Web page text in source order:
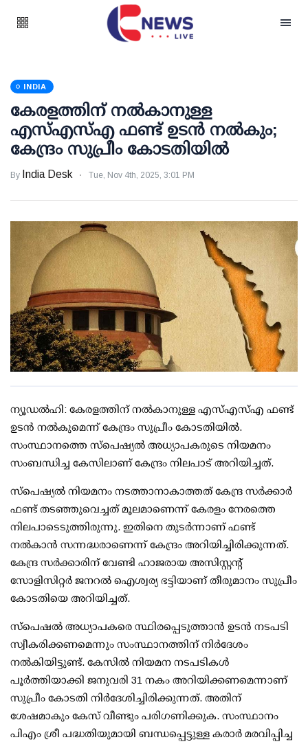
INDIA
കേരളത്തിന് നല്‍കാനുള്ള
എസ്എസ്എ ഫണ്ട് ഉടന്‍ നല്‍കും;
കേന്ദ്രം സുപ്രീം കോടതിയില്‍
By India Desk Tue, Nov 4th, 2025, 3:01 PM
ന്യൂഡല്‍ഹി: കേരളത്തിന് നല്‍കാനുള്ള എസ്എസ്എ ഫണ്ട്
ഉടന്‍ നല്‍കുമെന്ന് കേന്ദ്രം സുപ്രീം കോടതിയില്‍.
സംസ്ഥാനത്തെ സ്‌പെഷ്യല്‍ അധ്യാപകരുടെ നിയമനം
സംബന്ധിച്ച കേസിലാണ് കേന്ദ്രം നിലപാട് അറിയിച്ചത്.
സ്‌പെഷ്യല്‍ നിയമനം നടത്താനാകാത്തത് കേന്ദ്ര സര്‍ക്കാര്‍
ഫണ്ട് തടഞ്ഞുവെച്ചത് മൂലമാണെന്ന് കേരളം നേരത്തെ
നിലപാടെടുത്തിരുന്നു. ഇതിനെ തുടര്‍ന്നാണ് ഫണ്ട്
നല്‍കാന്‍ സന്നദ്ധരാണെന്ന് കേന്ദ്രം അറിയിച്ചിരിക്കുന്നത്.
കേന്ദ്ര സര്‍ക്കാരിന് വേണ്ടി ഹാജരായ അസിസ്റ്റന്റ്
സോളിസിറ്റര്‍ ജനറല്‍ ഐശ്വര്യ ഭട്ടിയാണ് തീരുമാനം സുപ്രീം
കോടതിയെ അറിയിച്ചത്.
സ്‌പെഷല്‍ അധ്യാപകരെ സ്ഥിരപ്പെടുത്താന്‍ ഉടന്‍ നടപടി
സ്വീകരിക്കണമെന്നും സംസ്ഥാനത്തിന് നിര്‍ദേശം
നല്‍കിയിട്ടുണ്ട്. കേസില്‍ നിയമന നടപടികള്‍
പൂര്‍ത്തിയാക്കി ജനുവരി 31 നകം അറിയിക്കണമെന്നാണ്
സുപ്രീം കോടതി നിര്‍ദേശിച്ചിരിക്കുന്നത്. അതിന്
ശേഷമാകും കേസ് വീണ്ടും പരിഗണിക്കുക. സംസ്ഥാനം
പിഎം ശ്രീ പദ്ധതിയുമായി ബന്ധപ്പെട്ടുള്ള കരാര്‍ മരവിപ്പിച്ച